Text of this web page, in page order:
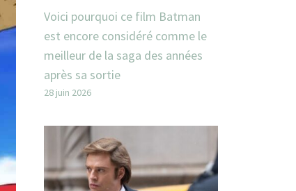
Voici pourquoi ce film Batman
est encore considéré comme le
meilleur de la saga des années
après sa sortie
28 juin 2026